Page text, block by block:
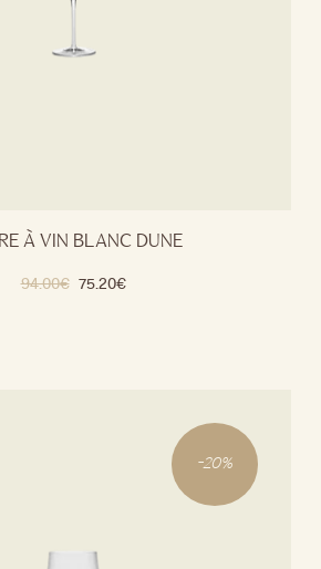
À VIN BLANC DUNE
94.00€ 75.20€
-20%